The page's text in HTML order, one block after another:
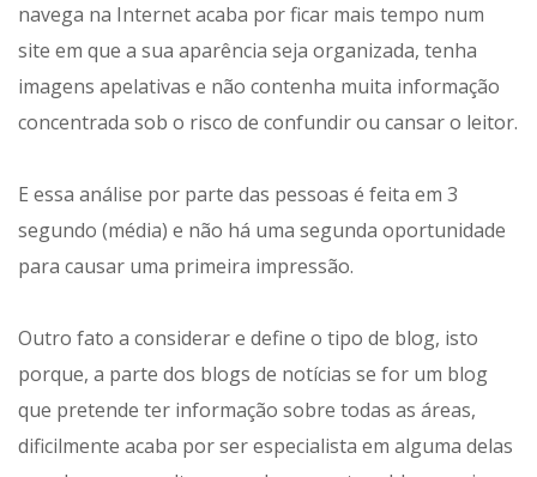
navega na Internet acaba por ficar mais tempo num
site em que a sua aparência seja organizada, tenha
imagens apelativas e não contenha muita informação
concentrada sob o risco de confundir ou cansar o leitor.
E essa análise por parte das pessoas é feita em 3
segundo (média) e não há uma segunda oportunidade
para causar uma primeira impressão.
Outro fato a considerar e define o tipo de blog, isto
porque, a parte dos blogs de notícias se for um blog
que pretende ter informação sobre todas as áreas,
dificilmente acaba por ser especialista em alguma delas